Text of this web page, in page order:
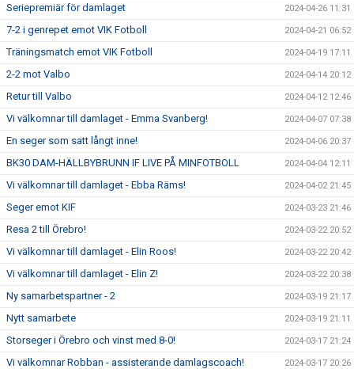
Seriepremiär för damlaget 2024-04-26 11:31
7-2 i genrepet emot VIK Fotboll 2024-04-21 06:52
Träningsmatch emot VIK Fotboll 2024-04-19 17:11
2-2 mot Valbo 2024-04-14 20:12
Retur till Valbo 2024-04-12 12:46
Vi välkomnar till damlaget - Emma Svanberg! 2024-04-07 07:38
En seger som satt långt inne! 2024-04-06 20:37
BK30 DAM-HÄLLBYBRUNN IF LIVE PÅ MINFOTBOLL 2024-04-04 12:11
Vi välkomnar till damlaget - Ebba Räms! 2024-04-02 21:45
Seger emot KIF 2024-03-23 21:46
Resa 2 till Örebro! 2024-03-22 20:52
Vi välkomnar till damlaget - Elin Roos! 2024-03-22 20:42
Vi välkomnar till damlaget - Elin Z! 2024-03-22 20:38
Ny samarbetspartner - 2 2024-03-19 21:17
Nytt samarbete 2024-03-19 21:11
Storseger i Örebro och vinst med 8-0! 2024-03-17 21:24
Vi välkomnar Robban - assisterande damlagscoach! 2024-03-17 20:26